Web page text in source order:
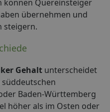
können Quereinsteiger
übernehmen und
steigern.
Gehalt unterscheidet
süddeutschen
Baden-Württemberg
höher als im Osten oder